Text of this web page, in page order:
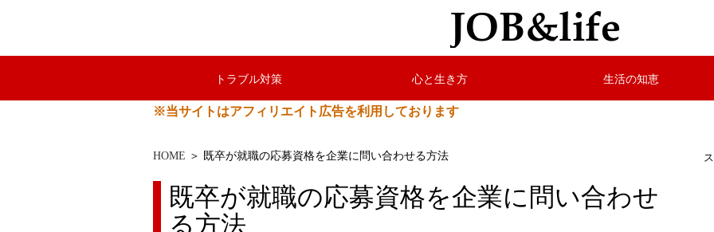
トラブル対策 心と生き方 生活の知恵
※当サイトはアフィリエイト広告を利用しております
HOME ＞ 既卒が就職の応募資格を企業に問い合わせる方法
既卒が就職の応募資格を企業に問い合わせ
る方法